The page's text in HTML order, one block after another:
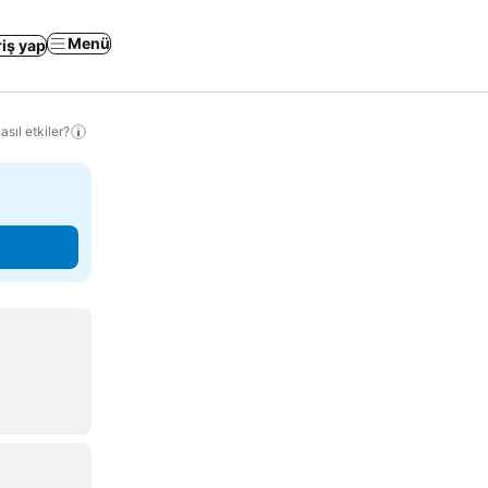
yap Menü
etkiler?